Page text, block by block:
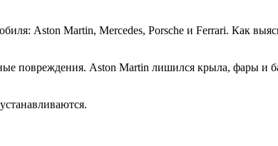
Aston Martin, Mercedes, Porsche и Ferrari. Как
повреждения. Aston Martin лишился крыла, фары и